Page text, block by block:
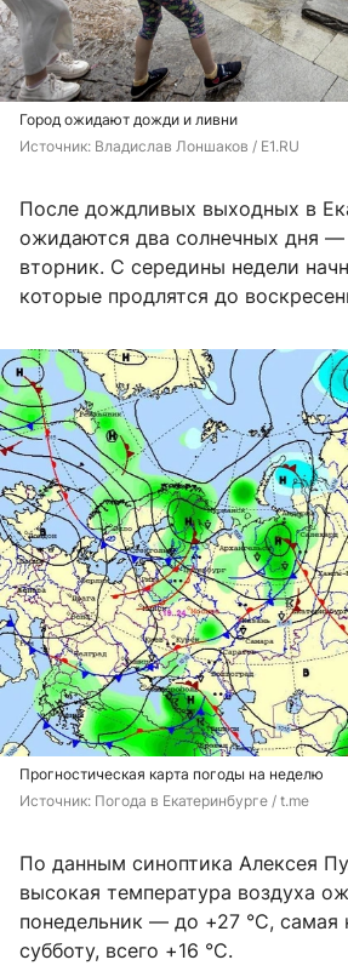
Город ожидают дожди и ливни
Источник: Владислав Лоншаков / E1.RU
После дождливых выходных в
ожидаются два солнечных дня —
вторник. С середины недели
которые продлятся до
Прогностическая карта погоды на неделю
Источник: Погода в Екатеринбурге / t.me
По данным синоптика Алексея
высокая температура воздуха
понедельник — до +27 °C, самая
субботу, всего +16 °C.